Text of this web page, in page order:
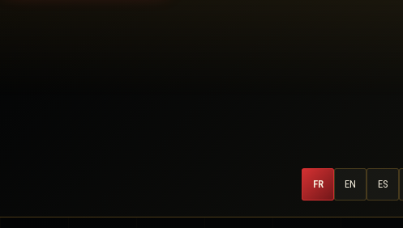
FR EN ES